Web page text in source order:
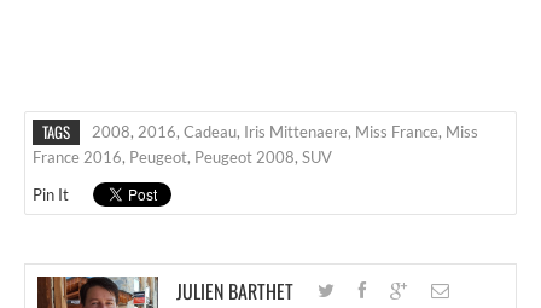
TAGS 2008, 2016, Cadeau, Iris Mittenaere, Miss France, Miss
France 2016, Peugeot, Peugeot 2008, SUV
Pin It
JULIEN BARTHET